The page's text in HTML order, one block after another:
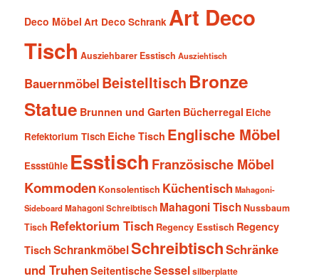
Deco Möbel Art Deco Schrank Art Deco
Tisch Ausziehbarer Esstisch Ausziehtisch
Bauernmöbel Beistelltisch Bronze
Statue Brunnen und Garten Bücherregal Eiche
Refektorium Tisch Eiche Tisch Englische Möbel
Essstühle Esstisch Französische Möbel
Kommoden Konsolentisch Küchentisch Mahagoni-
SideboardMahagoni Schreibtisch Mahagoni TischNussbaum
Tisch Refektorium Tisch Regency Esstisch Regency
Tisch SchrankmöbelSchreibtischSchränke
und TruhenSeitentischeSesselsilberplatte